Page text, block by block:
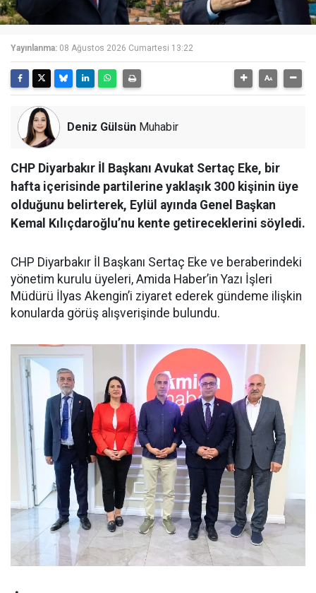
Yayınlanma: 08 Ağustos 2026 Cumartesi 13:22
Deniz Gülsün Muhabir
CHP Diyarbakır İl Başkanı Avukat Sertaç Eke, bir
hafta içerisinde partilerine yaklaşık 300 kişinin üye
olduğunu belirterek, Eylül ayında Genel Başkan
Kemal Kılıçdaroğlu’nu kente getireceklerini söyledi.
CHP Diyarbakır İl Başkanı Sertaç Eke ve beraberindeki
yönetim kurulu üyeleri, Amida Haber’in Yazı İşleri
Müdürü İlyas Akengin’i ziyaret ederek gündeme ilişkin
konularda görüş alışverişinde bulundu.